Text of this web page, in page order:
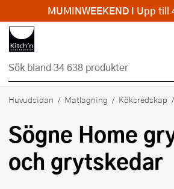
Hopp till huvudinnehållet
Huvudsidan Matlagning Köksredskap
Sögne Home
och grytskedar
MUMINWEEKEND I Upp